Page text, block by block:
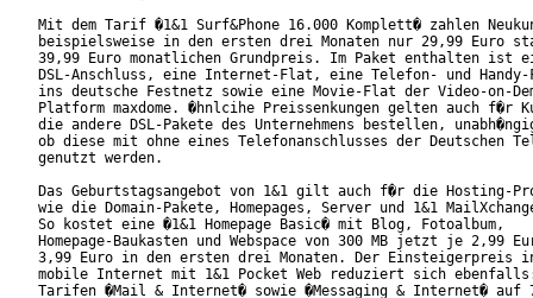
Mit dem Tarif �1&1 Surf&Phone 16.000 Komplett� zahlen
beispielsweise in den ersten drei Monaten nur 29,99 Euro
39,99 Euro monatlichen Grundpreis. Im Paket enthalten ist
DSL-Anschluss, eine Internet-Flat, eine Telefon- und
ins deutsche Festnetz sowie eine Movie-Flat der Video-on-
Platform maxdome. �hnlcihe Preissenkungen gelten auch f�r
die andere DSL-Pakete des Unternehmens bestellen,
ob diese mit ohne eines Telefonanschlusses der Deutschen
genutzt werden.
Das Geburtstagsangebot von 1&1 gilt auch f�r die Hosting-
wie die Domain-Pakete, Homepages, Server und 1&1
So kostet eine �1&1 Homepage Basic� mit Blog, Fotoalbum,
Homepage-Baukasten und Webspace von 300 MB jetzt je 2,99
3,99 Euro in den ersten drei Monaten. Der Einsteigerpreis
mobile Internet mit 1&1 Pocket Web reduziert sich
Tarifen �Mail & Internet� sowie �Messaging & Internet� auf